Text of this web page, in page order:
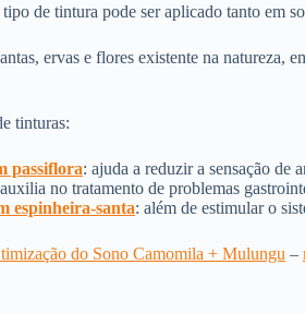
de tintura pode ser aplicado tanto em
ervas e flores existente na natureza,
tinturas:
passiflora: ajuda a reduzir a sensação de
no tratamento de problemas
espinheira-santa: além de estimular o
do Sono Camomila + Mulungu –